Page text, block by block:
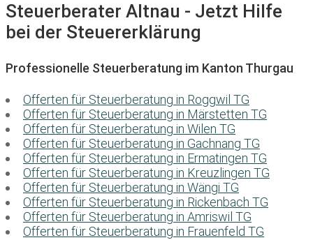
Steuerberater Altnau - Jetzt Hilfe
bei der Steuererklärung
Professionelle Steuerberatung im Kanton Thurgau
Offerten für Steuerberatung in Roggwil TG
Offerten für Steuerberatung in Märstetten TG
Offerten für Steuerberatung in Wilen TG
Offerten für Steuerberatung in Gachnang TG
Offerten für Steuerberatung in Ermatingen TG
Offerten für Steuerberatung in Kreuzlingen TG
Offerten für Steuerberatung in Wängi TG
Offerten für Steuerberatung in Rickenbach TG
Offerten für Steuerberatung in Amriswil TG
Offerten für Steuerberatung in Frauenfeld TG